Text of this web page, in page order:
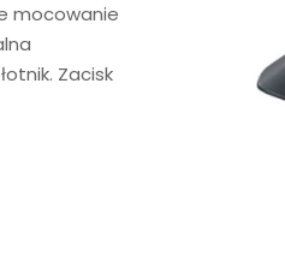
mocowanie
Zacisk